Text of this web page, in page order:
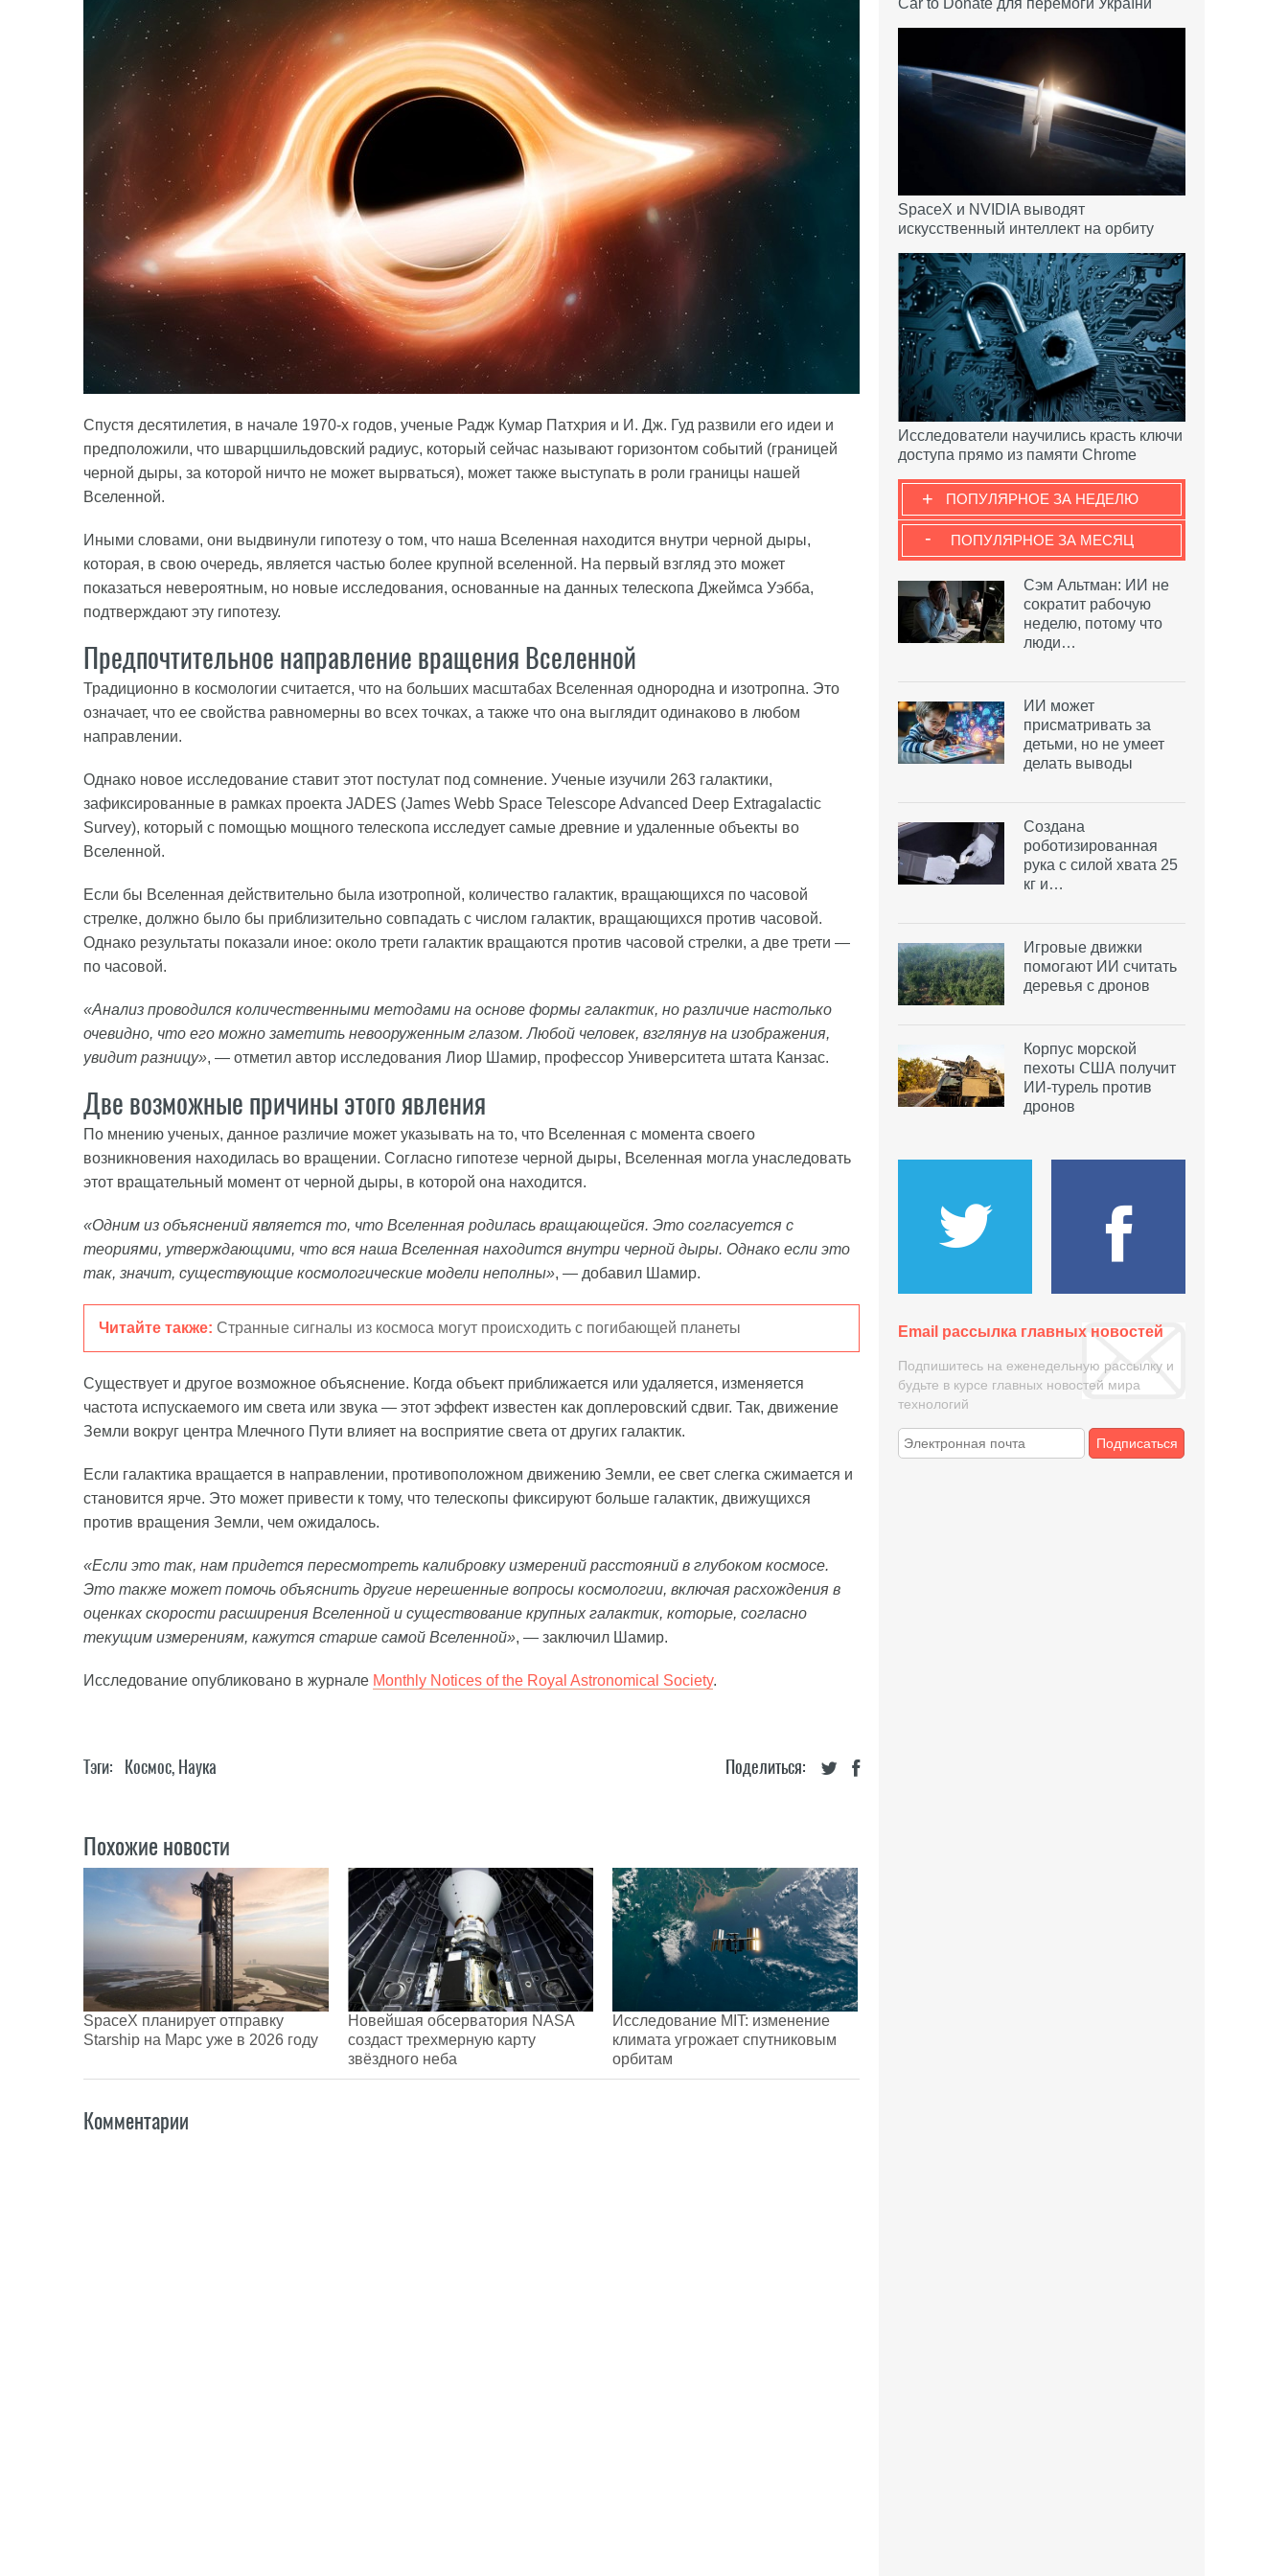
Спустя десятилетия, в начале 1970-х годов, ученые Радж Кумар Патхрия и И. Дж. Гуд развили его идеи и
предположили, что шварцшильдовский радиус, который сейчас называют горизонтом событий (границей
черной дыры, за которой ничто не может вырваться), может также выступать в роли границы нашей
Вселенной.
Иными словами, они выдвинули гипотезу о том, что наша Вселенная находится внутри черной дыры,
которая, в свою очередь, является частью более крупной вселенной. На первый взгляд это может
показаться невероятным, но новые исследования, основанные на данных телескопа Джеймса Уэбба,
подтверждают эту гипотезу.
Предпочтительное направление вращения Вселенной
Традиционно в космологии считается, что на больших масштабах Вселенная однородна и изотропна. Это
означает, что ее свойства равномерны во всех точках, а также что она выглядит одинаково в любом
направлении.
Однако новое исследование ставит этот постулат под сомнение. Ученые изучили 263 галактики,
зафиксированные в рамках проекта JADES (James Webb Space Telescope Advanced Deep Extragalactic
Survey), который с помощью мощного телескопа исследует самые древние и удаленные объекты во
Вселенной.
Если бы Вселенная действительно была изотропной, количество галактик, вращающихся по часовой
стрелке, должно было бы приблизительно совпадать с числом галактик, вращающихся против часовой.
Однако результаты показали иное: около трети галактик вращаются против часовой стрелки, а две трети —
по часовой.
«Анализ проводился количественными методами на основе формы галактик, но различие настолько
очевидно, что его можно заметить невооруженным глазом. Любой человек, взглянув на изображения,
увидит разницу», — отметил автор исследования Лиор Шамир, профессор Университета штата Канзас.
Две возможные причины этого явления
По мнению ученых, данное различие может указывать на то, что Вселенная с момента своего
возникновения находилась во вращении. Согласно гипотезе черной дыры, Вселенная могла унаследовать
этот вращательный момент от черной дыры, в которой она находится.
«Одним из объяснений является то, что Вселенная родилась вращающейся. Это согласуется с
теориями, утверждающими, что вся наша Вселенная находится внутри черной дыры. Однако если это
так, значит, существующие космологические модели неполны», — добавил Шамир.
Читайте также: Странные сигналы из космоса могут происходить с погибающей планеты
Существует и другое возможное объяснение. Когда объект приближается или удаляется, изменяется
частота испускаемого им света или звука — этот эффект известен как доплеровский сдвиг. Так, движение
Земли вокруг центра Млечного Пути влияет на восприятие света от других галактик.
Если галактика вращается в направлении, противоположном движению Земли, ее свет слегка сжимается и
становится ярче. Это может привести к тому, что телескопы фиксируют больше галактик, движущихся
против вращения Земли, чем ожидалось.
«Если это так, нам придется пересмотреть калибровку измерений расстояний в глубоком космосе.
Это также может помочь объяснить другие нерешенные вопросы космологии, включая расхождения в
оценках скорости расширения Вселенной и существование крупных галактик, которые, согласно
текущим измерениям, кажутся старше самой Вселенной», — заключил Шамир.
Исследование опубликовано в журнале Monthly Notices of the Royal Astronomical Society.
Поделиться:
Тэги: Космос, Наука
Похожие новости
SpaceX планирует отправку
Starship на Марс уже в 2026 году
Новейшая обсерватория NASA
создаст трехмерную карту
звёздного неба
Исследование MIT: изменение
климата угрожает спутниковым
орбитам
Комментарии
SpaceX и NVIDIA выводят
искусственный интеллект на орбиту
Исследователи научились красть ключи
доступа прямо из памяти Chrome
ПОПУЛЯРНОЕ ЗА НЕДЕЛЮ
+
ПОПУЛЯРНОЕ ЗА МЕСЯЦ
-
Сэм Альтман: ИИ не
сократит рабочую
неделю, потому что
люди…
ИИ может
присматривать за
детьми, но не умеет
делать выводы
Создана
роботизированная
рука с силой хвата 25
кг и…
Игровые движки
помогают ИИ считать
деревья с дронов
Корпус морской
пехоты США получит
ИИ-турель против
дронов
Email рассылка главных новостей
Подпишитесь на еженедельную рассылку и
будьте в курсе главных новостей мира
технологий
Подписаться